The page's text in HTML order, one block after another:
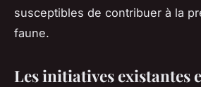
susceptibles de contribuer à la
faune.
Les initiatives existantes